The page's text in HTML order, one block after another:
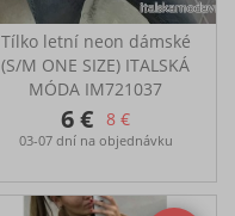
Tílko letní neon dámské
(S/M ONE SIZE) ITALSKÁ
MÓDA IM721037
6 € 8 €
03-07 dní na objednávku